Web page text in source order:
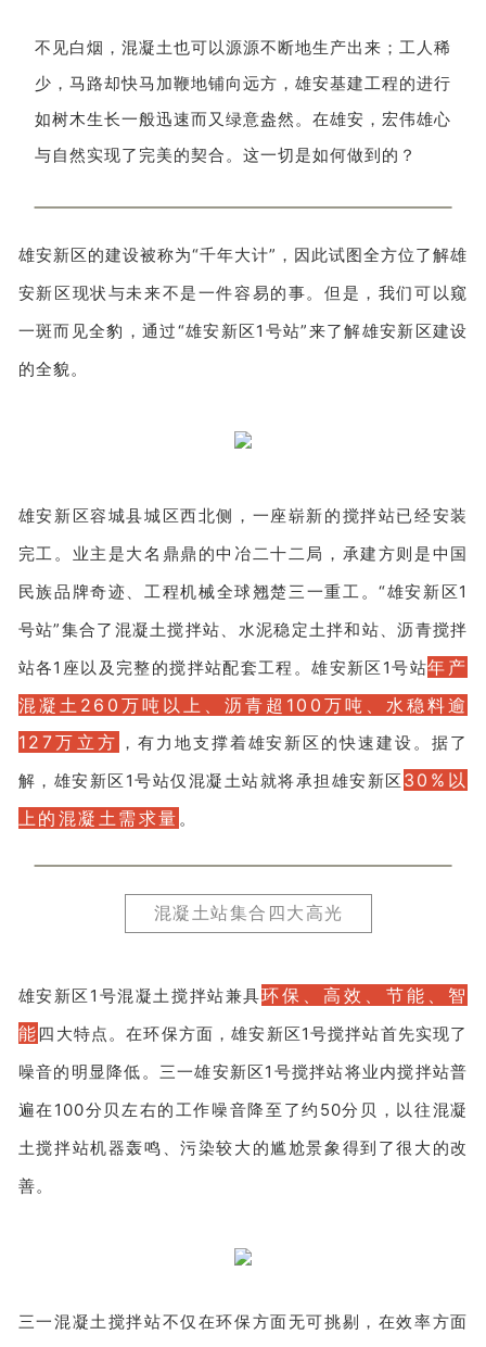
不见白烟，混凝土也可以源源不断地生产出来；工人稀
少，马路却快马加鞭地铺向远方，雄安基建工程的进行
如树木生长一般迅速而又绿意盎然。在雄安，宏伟雄心
与自然实现了完美的契合。这一切是如何做到的？
雄安新区的建设被称为“千年大计”，因此试图全方位了解雄
安新区现状与未来不是一件容易的事。但是，我们可以窥
一斑而见全豹，通过“雄安新区1号站”来了解雄安新区建设
的全貌。
雄安新区容城县城区西北侧，一座崭新的搅拌站已经安装
完工。业主是大名鼎鼎的中冶二十二局，承建方则是中国
民族品牌奇迹、工程机械全球翘楚三一重工。“雄安新区1
号站”集合了混凝土搅拌站、水泥稳定土拌和站、沥青搅拌
站各1座以及完整的搅拌站配套工程。雄安新区1号站年产
混凝土260万吨以上、沥青超100万吨、水稳料逾
127万立方 ，有力地支撑着雄安新区的快速建设。据了
解，雄安新区1号站仅混凝土站就将承担雄安新区 30%以
上的混凝土需求量 。
混凝土站集合四大高光
雄安新区1号混凝土搅拌站兼具环保、高效、节能、智
能四大特点。在环保方面，雄安新区1号搅拌站首先实现了
噪音的明显降低。三一雄安新区1号搅拌站将业内搅拌站普
遍在100分贝左右的工作噪音降至了约50分贝，以往混凝
土搅拌站机器轰鸣、污染较大的尴尬景象得到了很大的改
善。
三一混凝土搅拌站不仅在环保方面无可挑剔，在效率方面